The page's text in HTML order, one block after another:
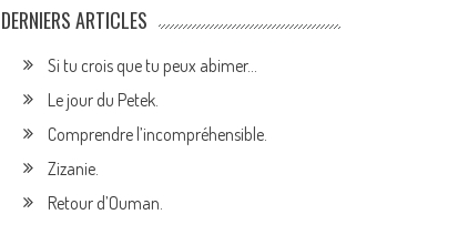
DERNIERS ARTICLES
Si tu crois que tu peux abimer…
Le jour du Petek.
Comprendre l’incompréhensible.
Zizanie.
Retour d’Ouman.